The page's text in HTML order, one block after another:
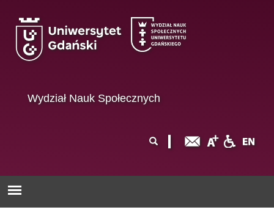
Wydział Nauk Społecznych
wyszukiwania